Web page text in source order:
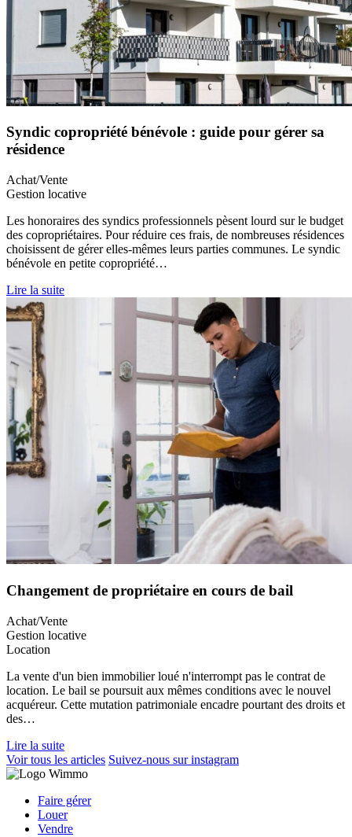
Syndic copropriété bénévole : guide pour gérer sa
résidence
Achat/Vente
Gestion locative
Les honoraires des syndics professionnels pèsent lourd sur le budget
des copropriétaires. Pour réduire ces frais, de nombreuses résidences
choisissent de gérer elles-mêmes leurs parties communes. Le syndic
bénévole en petite copropriété…
Lire la suite
Changement de propriétaire en cours de bail
Achat/Vente
Gestion locative
Location
La vente d'un bien immobilier loué n'interrompt pas le contrat de
location. Le bail se poursuit aux mêmes conditions avec le nouvel
acquéreur. Cette mutation patrimoniale encadre pourtant des droits et
des…
Lire la suite
Voir tous les articles Suivez-nous sur instagram
Faire gérer
Louer
Vendre